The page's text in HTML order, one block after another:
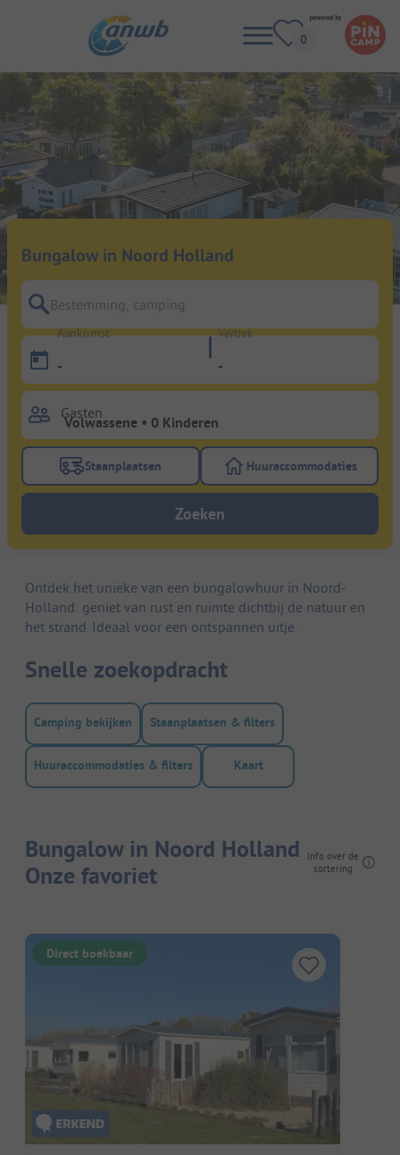
Bungalow in Noord Holland
Bestemming, camping
Aankomst
-
Vertrek
-
Gasten
Gebruik de filterknop staanplaatsen om te zoeken
Staanplaatsen Gebruik de
Huuraccommodaties
Zoeken
Ontdek het unieke van een bungalowhuur in Noord-
Holland: geniet van rust en ruimte dichtbij de natuur en
het strand. Ideaal voor een ontspannen uitje.
Snelle zoekopdracht
Camping bekijken Staanplaatsen & filters
Huuraccommodaties & filters Kaart
Bungalow in Noord Holland
Onze favoriet
Info over de
sortering
Direct boekbaar